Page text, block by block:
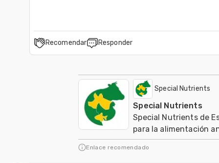
Recomendar Responder
Special Nutrients
Special Nutrients
Special Nutrients de
para la alimentación
Enlace recomendado